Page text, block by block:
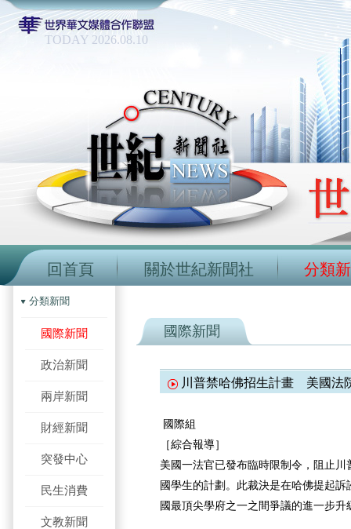
TODAY 2026.08.10
回首頁 關於世紀新聞社 分類
分類新聞
國際新聞
政治新聞
兩岸新聞
財經新聞
突發中心
民生消費
文教新聞
國際新聞
川普禁哈佛招生計畫 美國法
國際組
［綜合報導］
美國一法官已發布臨時限制令，阻止
國學生的計劃。此裁決是在哈佛提起
國最頂尖學府之一之間爭議的進一步升